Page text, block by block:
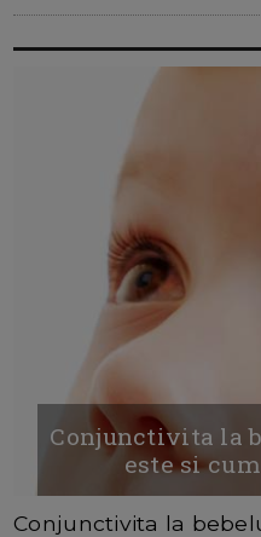
Conjunctivita la
este si
Conjunctivita la